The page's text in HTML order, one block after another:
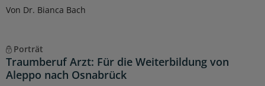
Von Dr. Bianca Bach
Porträt
Traumberuf Arzt: Für die Weiterbildung von
Aleppo nach Osnabrück